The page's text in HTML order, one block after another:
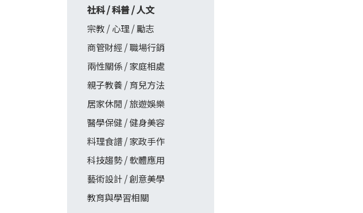
社科 / 科普 / 人文
宗教 / 心理 / 勵志
商管財經 / 職場行銷
兩性關係 / 家庭相處
親子教養 / 育兒方法
居家休閒 / 旅遊娛樂
醫學保健 / 健身美容
料理食譜 / 家政手作
科技趨勢 / 軟體應用
藝術設計 / 創意美學
教育與學習相關